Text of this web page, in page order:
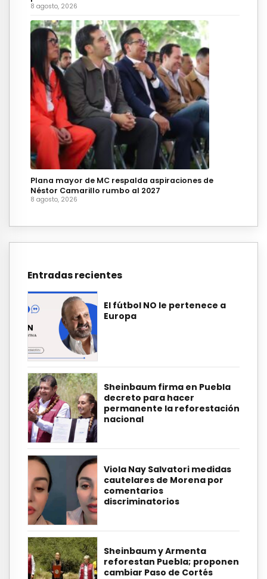
8 agosto, 2026
Plana mayor de MC respalda aspiraciones de
Néstor Camarillo rumbo al 2027
8 agosto, 2026
Entradas recientes
El fútbol NO le pertenece a
Europa
Sheinbaum firma en Puebla
decreto para hacer
permanente la reforestación
nacional
Viola Nay Salvatori medidas
cautelares de Morena por
comentarios
discriminatorios
Sheinbaum y Armenta
reforestan Puebla; proponen
cambiar Paso de Cortés